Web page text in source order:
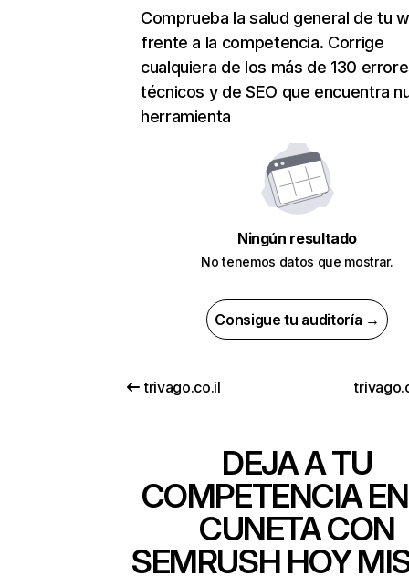
Comprueba la salud general de tu
frente a la competencia. Corrige
cualquiera de los más de 130
técnicos y de SEO que encuentra
herramienta
Ningún resultado
No tenemos datos que mostrar.
Consigue tu auditoría →
trivago.co.il
DEJA A TU
COMPETENCIA
CUNETA CON
SEMRUSH HOY